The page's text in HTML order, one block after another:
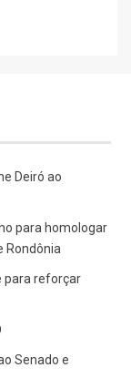
Deiró ao
para homologar
Rondônia
para reforçar
Senado e